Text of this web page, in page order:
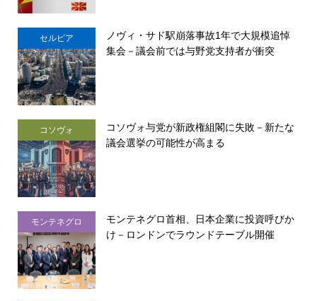
セルビア
ノヴィ・サド駅崩落事故1年で大規模追悼
集会－議会前では与野党支持者が衝突
コソヴォ
コソヴォ与党が新政権組閣に失敗－新たな
議会選挙の可能性が高まる
モンテネグロ
モンテネグロ首相、日本企業に投資呼びか
け－ロンドンでラウンドテーブル開催